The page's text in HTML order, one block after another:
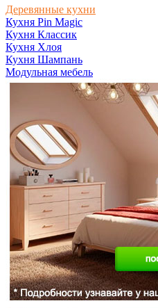
Деревянные кухни
Кухня Pin Magic
Кухня Классик
Кухня Хлоя
Кухня Шампань
Модульная мебель